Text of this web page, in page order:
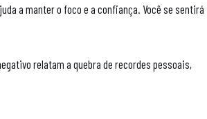
a manter o foco e a confiança. Você se sentirá
relatam a quebra de recordes pessoais,